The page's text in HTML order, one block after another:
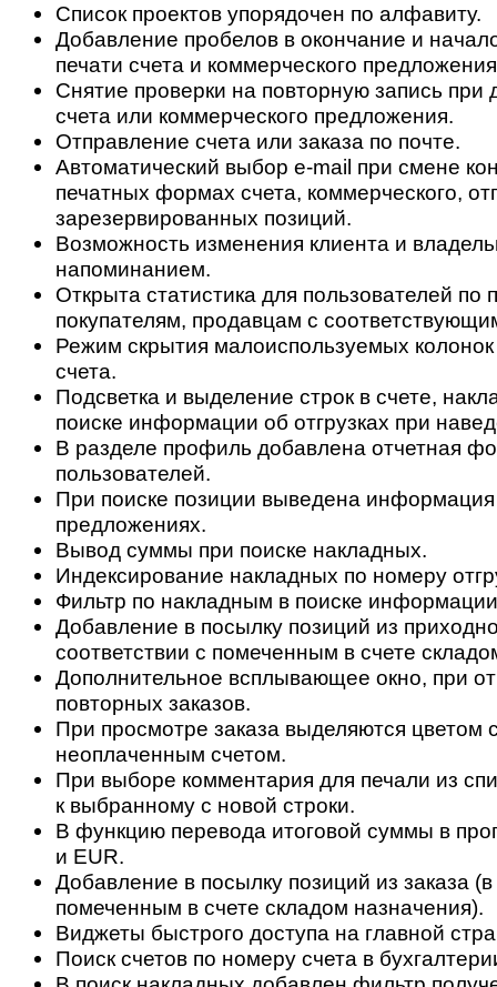
Список проектов упорядочен по алфавиту.
Добавление пробелов в окончание и
печати счета и коммерческого
Снятие проверки на повторную запись при
счета или коммерческого предложения.
Отправление счета или заказа по почте.
Автоматический выбор e-mail при смене
печатных формах счета, коммерческого,
зарезервированных позиций.
Возможность изменения клиента и
напоминанием.
Открыта статистика для пользователей по
покупателям, продавцам с
Режим скрытия малоиспользуемых
счета.
Подсветка и выделение строк в счете,
поиске информации об отгрузках при
В разделе профиль добавлена отчетная
пользователей.
При поиске позиции выведена
предложениях.
Вывод суммы при поиске накладных.
Индексирование накладных по номеру
Фильтр по накладным в поиске информации
Добавление в посылку позиций из
соответствии с помеченным в счете
Дополнительное всплывающее окно, при
повторных заказов.
При просмотре заказа выделяются цветом
неоплаченным счетом.
При выборе комментария для печали из
к выбранному с новой строки.
В функцию перевода итоговой суммы в
и EUR.
Добавление в посылку позиций из заказа (в
помеченным в счете складом назначения).
Виджеты быстрого доступа на главной
Поиск счетов по номеру счета в